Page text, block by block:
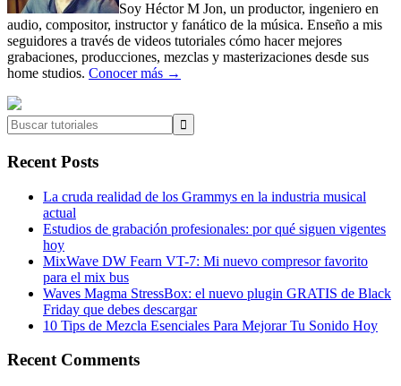
Soy Héctor M Jon, un productor, ingeniero en
audio, compositor, instructor y fanático de la música. Enseño a mis
seguidores a través de videos tutoriales cómo hacer mejores
grabaciones, producciones, mezclas y masterizaciones desde sus
home studios. Conocer más →
Buscar
tutoriales
Recent Posts
La cruda realidad de los Grammys en la industria musical
actual
Estudios de grabación profesionales: por qué siguen vigentes
hoy
MixWave DW Fearn VT-7: Mi nuevo compresor favorito
para el mix bus
Waves Magma StressBox: el nuevo plugin GRATIS de Black
Friday que debes descargar
10 Tips de Mezcla Esenciales Para Mejorar Tu Sonido Hoy
Recent Comments